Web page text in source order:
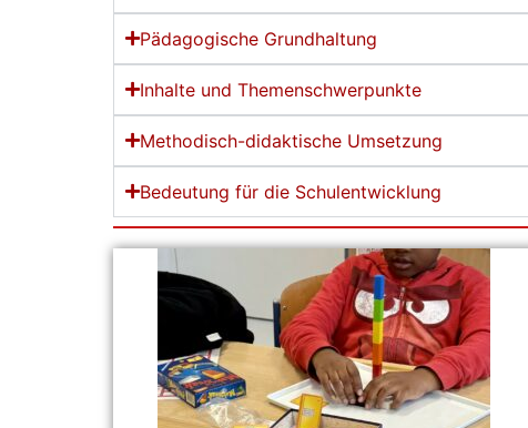
Pädagogische Grundhaltung
Inhalte und Themenschwerpunkte
Methodisch-didaktische Umsetzung
Bedeutung für die Schulentwicklung